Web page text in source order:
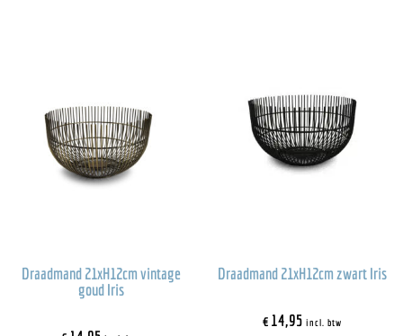
Draadmand 21xH12cm vintage
goud Iris
Draadmand 21xH12cm zwart Iris
€14,95 incl. btw